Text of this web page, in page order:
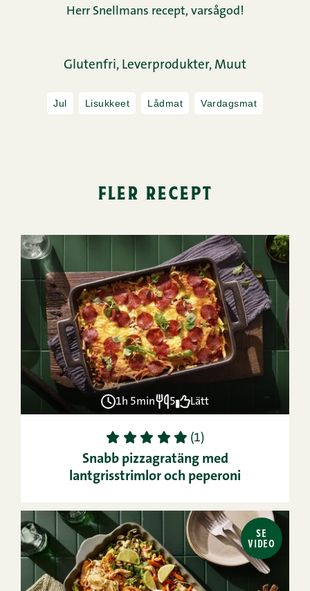
Herr Snellmans recept, varsågod!
Glutenfri, Leverprodukter, Muut
Jul Lisukkeet Lådmat Vardagsmat
fler recept
1h 5min 5 Lätt
1 2 3 4 5 (1)
Snabb pizzagratäng med
lantgrisstrimlor och peperoni
SE
VIDEO